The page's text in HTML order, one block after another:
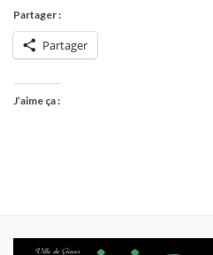
Partager :
Partager
J’aime ça :